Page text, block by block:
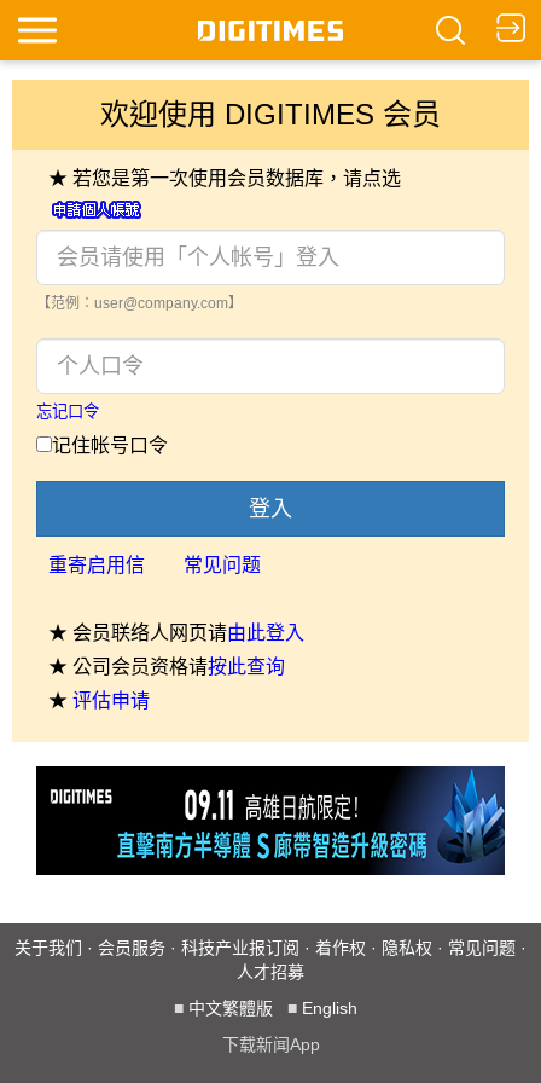
欢迎使用 DIGITIMES 会员
★ 若您是第一次使用会员数据库，请点选
【范例：user@company.com】
忘记口令
记住帐号口令
登入
重寄启用信 常见问题
★ 会员联络人网页请由此登入
★ 公司会员资格请按此查询
★ 评估申请
关于我们 · 会员服务 · 科技产业报订阅 · 着作权 · 隐私权 · 常见问题 ·
人才招募
■ 中文繁體版 ■ English
下载新闻App